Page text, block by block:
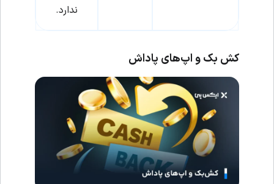
ندارد.
کش بک و اپ‌های پاداش